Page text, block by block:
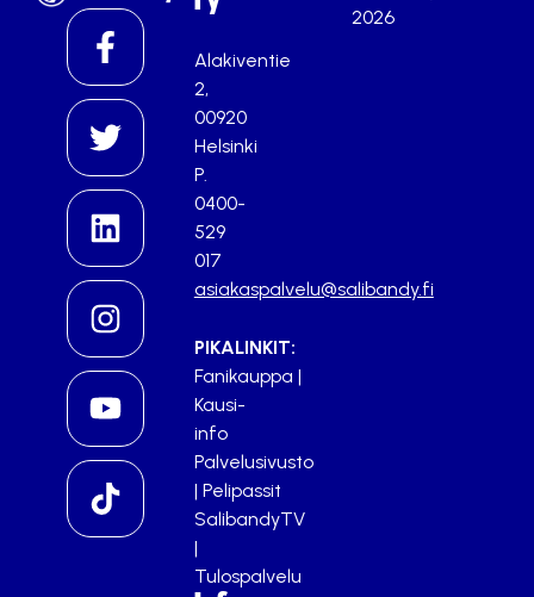
Alakiventie
2,
00920
Helsinki
P.
0400-
529
017
asiakaspalvelu@salibandy.fi
PIKALINKIT:
Fanikauppa |
Kausi-
info
Palvelusivusto
| Pelipassit
SalibandyTV
|
Tulospalvelu
2026